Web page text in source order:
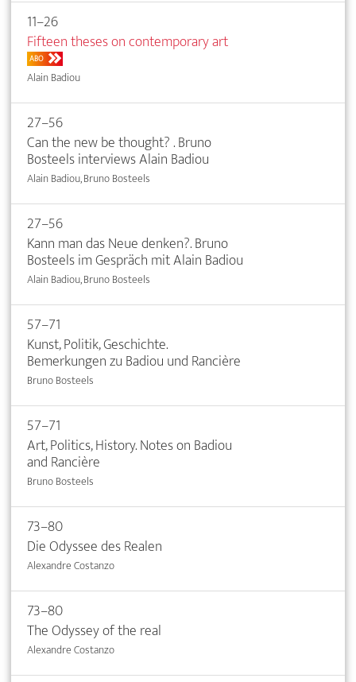
11–26
Fifteen theses on contemporary art
ABO
Alain Badiou
27–56
Can the new be thought? . Bruno
Bosteels interviews Alain Badiou
Alain Badiou, Bruno Bosteels
27–56
Kann man das Neue denken?. Bruno
Bosteels im Gespräch mit Alain Badiou
Alain Badiou, Bruno Bosteels
57–71
Kunst, Politik, Geschichte.
Bemerkungen zu Badiou und Rancière
Bruno Bosteels
57–71
Art, Politics, History. Notes on Badiou
and Rancière
Bruno Bosteels
73–80
Die Odyssee des Realen
Alexandre Costanzo
73–80
The Odyssey of the real
Alexandre Costanzo